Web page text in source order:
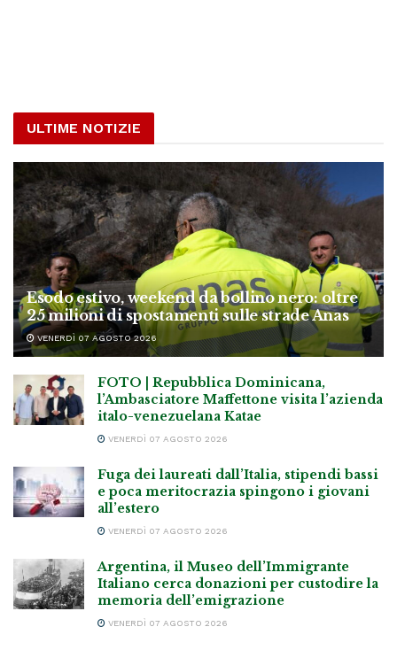
ULTIME NOTIZIE
Esodo estivo, weekend da bollino nero: oltre
25 milioni di spostamenti sulle strade Anas
VENERDÌ 07 AGOSTO 2026
FOTO | Repubblica Dominicana,
l’Ambasciatore Maffettone visita l’azienda
italo-venezuelana Katae
VENERDÌ 07 AGOSTO 2026
Fuga dei laureati dall’Italia, stipendi bassi
e poca meritocrazia spingono i giovani
all’estero
VENERDÌ 07 AGOSTO 2026
Argentina, il Museo dell’Immigrante
Italiano cerca donazioni per custodire la
memoria dell’emigrazione
VENERDÌ 07 AGOSTO 2026